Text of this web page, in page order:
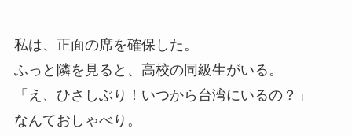
私は、正面の席を確保した。
ふっと隣を見ると、高校の同級生がいる。
「え、ひさしぶり！いつから台湾にいるの？」
なんておしゃべり。